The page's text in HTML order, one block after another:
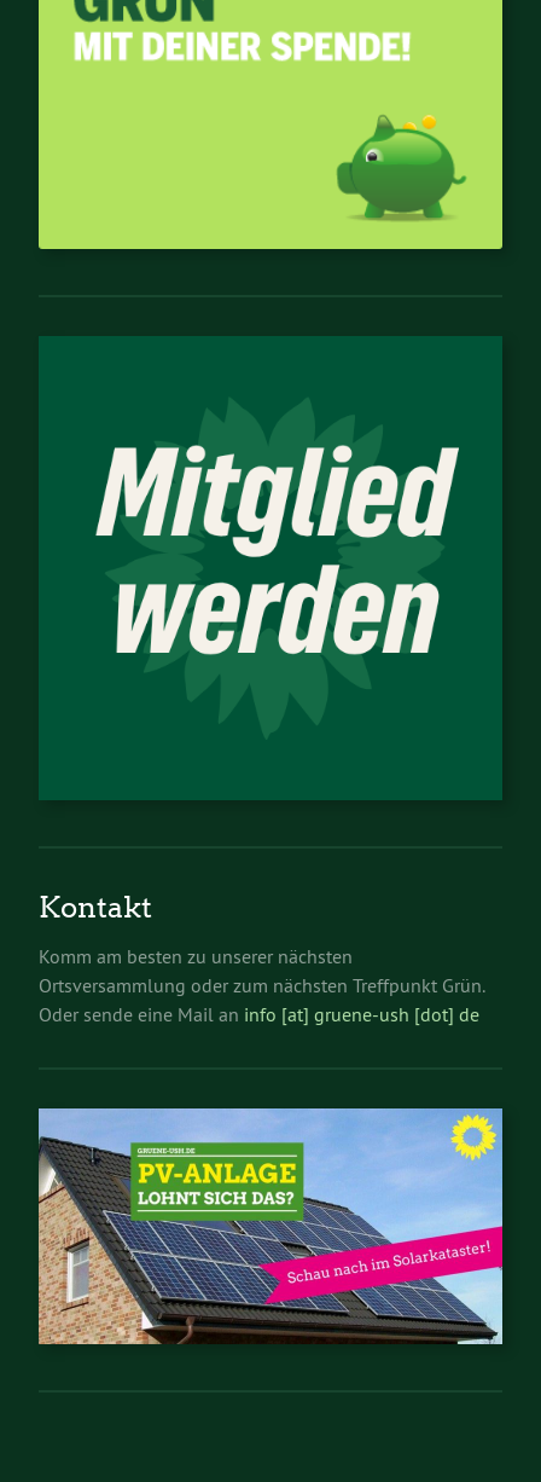
Kontakt
Komm am besten zu unserer nächsten
Ortsversammlung oder zum nächsten Treffpunkt Grün.
Oder sende eine Mail an info [at] gruene-ush [dot] de